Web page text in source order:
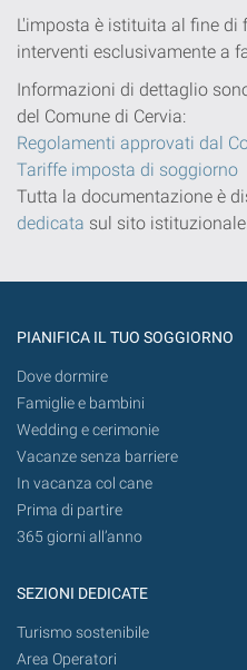
L'imposta è istituita al fine di
interventi esclusivamente a
Informazioni di dettaglio
del Comune di Cervia:
Regolamenti approvati dal
Tariffe imposta di soggiorno
Tutta la documentazione è
dedicata sul sito
PIANIFICA IL TUO SOGGIORNO
Dove dormire
Famiglie e bambini
Wedding e cerimonie
Vacanze senza barriere
In vacanza col cane
Prima di partire
365 giorni all’anno
SEZIONI DEDICATE
Turismo sostenibile
Area Operatori